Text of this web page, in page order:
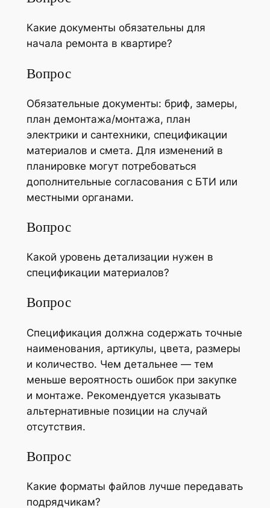
Какие документы обязательны для
начала ремонта в квартире?
Вопрос
Обязательные документы: бриф, замеры,
план демонтажа/монтажа, план
электрики и сантехники, спецификации
материалов и смета. Для изменений в
планировке могут потребоваться
дополнительные согласования с БТИ или
местными органами.
Вопрос
Какой уровень детализации нужен в
спецификации материалов?
Вопрос
Спецификация должна содержать точные
наименования, артикулы, цвета, размеры
и количество. Чем детальнее — тем
меньше вероятность ошибок при закупке
и монтаже. Рекомендуется указывать
альтернативные позиции на случай
отсутствия.
Вопрос
Какие форматы файлов лучше передавать
подрядчикам?